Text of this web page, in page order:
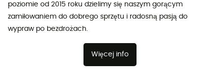
poziomie od 2015 roku dzielimy się naszym gorącym
zamiłowaniem do dobrego sprzętu i radosną pasją do
wypraw po bezdrożach.
Więcej info